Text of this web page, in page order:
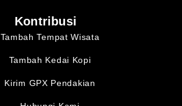
Kontribusi
Tambah Tempat Wisata
Tambah Kedai Kopi
Kirim GPX Pendakian